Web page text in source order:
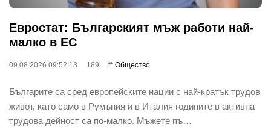
Евростат: Българският мъж работи най-
малко в ЕС
09.08.2026 09:52:13 189 Общество
Българите са сред европейските нации с най-кратък трудов
живот, като само в Румъния и в Италия годините в активна
трудова дейност са по-малко. Мъжете пъ…